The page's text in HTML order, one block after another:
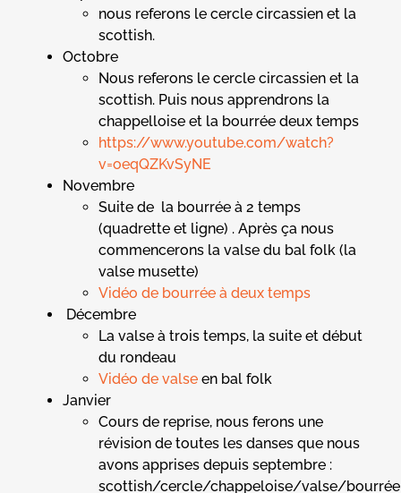
nous referons le cercle circassien et la
scottish.
Octobre
Nous referons le cercle circassien et la
scottish. Puis nous apprendrons la
chappelloise et la bourrée deux temps
https://www.youtube.com/watch?
v=oeqQZKvSyNE
Novembre
Suite de la bourrée à 2 temps
(quadrette et ligne) . Après ça nous
commencerons la valse du bal folk (la
valse musette)
Vidéo de bourrée à deux temps
Décembre
La valse à trois temps, la suite et début
du rondeau
Vidéo de valseen bal folk
Janvier
Cours de reprise, nous ferons une
révision de toutes les danses que nous
avons apprises depuis septembre :
scottish/cercle/chappeloise/valse/bourrée